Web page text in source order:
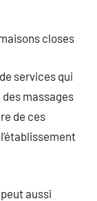
closes
services qui
massages
de ces
aussi